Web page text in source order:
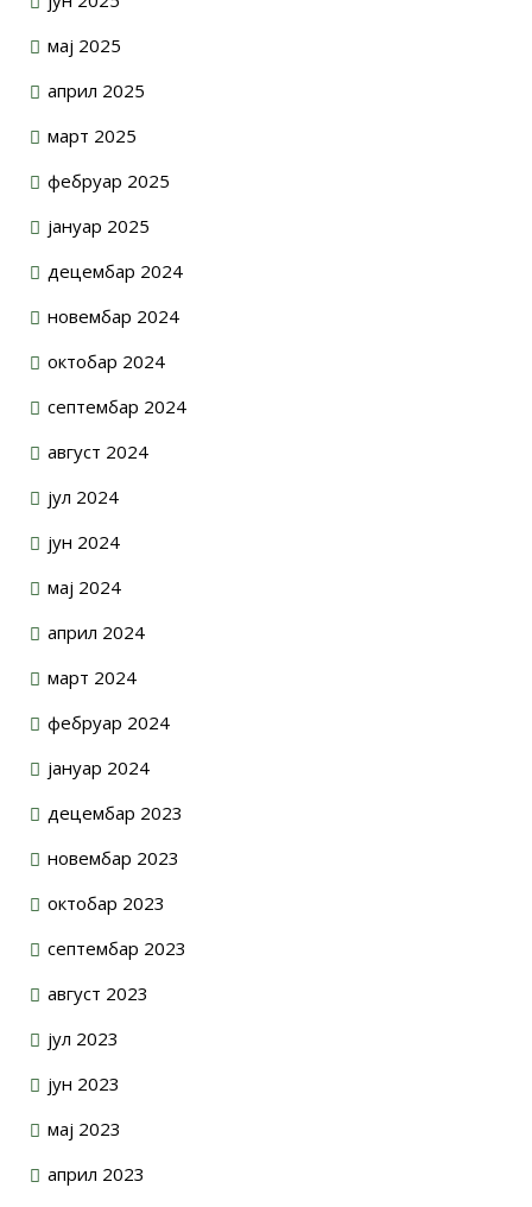
мај 2025
април 2025
март 2025
фебруар 2025
јануар 2025
децембар 2024
новембар 2024
октобар 2024
септембар 2024
август 2024
јул 2024
јун 2024
мај 2024
април 2024
март 2024
фебруар 2024
јануар 2024
децембар 2023
новембар 2023
октобар 2023
септембар 2023
август 2023
јул 2023
јун 2023
мај 2023
април 2023